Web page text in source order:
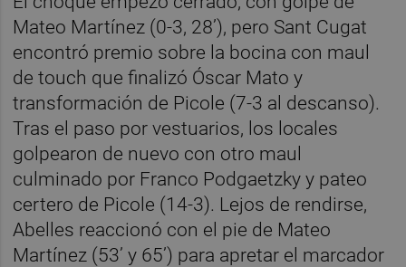
Mateo Martínez (0-3, 28’), pero Sant Cugat
encontró premio sobre la bocina con maul
de touch que finalizó Óscar Mato y
transformación de Picole (7-3 al descanso).
Tras el paso por vestuarios, los locales
golpearon de nuevo con otro maul
culminado por Franco Podgaetzky y pateo
certero de Picole (14-3). Lejos de rendirse,
Abelles reaccionó con el pie de Mateo
Martínez (53’ y 65’) para apretar el marcador